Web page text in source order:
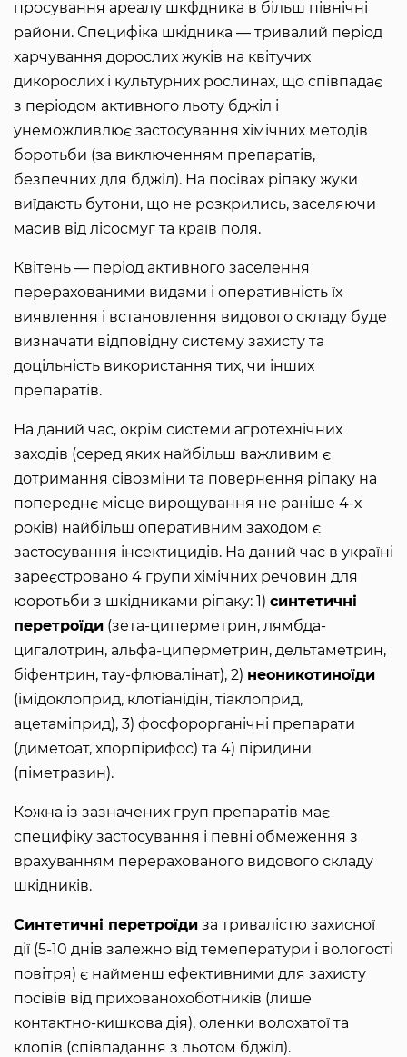
просування ареалу шкфдника в більш північні
райони. Специфіка шкідника — тривалий період
харчування дорослих жуків на квітучих
дикорослих і культурних рослинах, що співпадає
з періодом активного льоту бджіл і
унеможливлює застосування хімічних методів
боротьби (за виключенням препаратів,
безпечних для бджіл). На посівах ріпаку жуки
виїдають бутони, що не розкрились, заселяючи
масив від лісосмуг та країв поля.
Квітень — період активного заселення
перерахованими видами і оперативність їх
виявлення і встановлення видового складу буде
визначати відповідну систему захисту та
доцільність використання тих, чи інших
препаратів.
На даний час, окрім системи агротехнічних
заходів (серед яких найбільш важливим є
дотримання сівозміни та повернення ріпаку на
попереднє місце вирощування не раніше 4-х
років) найбільш оперативним заходом є
застосування інсектицидів. На даний час в україні
зареєстровано 4 групи хімічних речовин для
юоротьби з шкідниками ріпаку: 1) синтетичні
перетроїди (зета-циперметрин, лямбда-
цигалотрин, альфа-циперметрин, дельтаметрин,
біфентрин, тау-флювалінат), 2) неоникотиноїди
(імідоклоприд, клотіанідін, тіаклоприд,
ацетаміприд), 3) фосфорорганічні препарати
(диметоат, хлорпірифос) та 4) піридини
(піметразин).
Кожна із зазначених груп препаратів має
специфіку застосування і певні обмеження з
врахуванням перерахованого видового складу
шкідників.
Синтетичні перетроїди за тривалістю захисної
дії (5-10 днів залежно від темеператури і вологості
повітря) є найменш ефективними для захисту
посівів від прихованохоботників (лише
контактно-кишкова дія), оленки волохатої та
клопів (співпадання з льотом бджіл).